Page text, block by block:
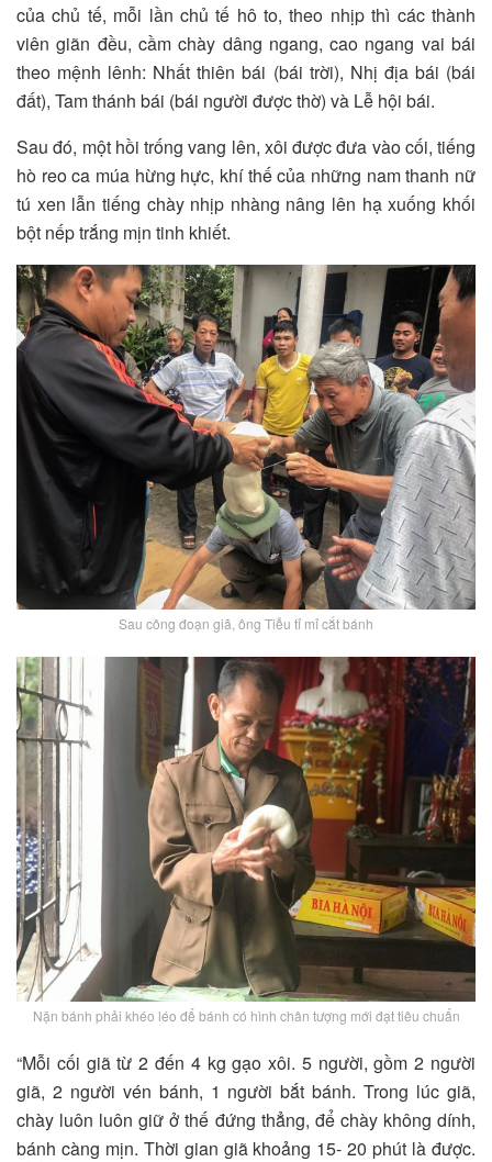
của chủ tế, mỗi lần chủ tế hô to, theo nhịp thì các thành
viên giãn đều, cầm chày dâng ngang, cao ngang vai bái
theo mệnh lênh: Nhất thiên bái (bái trời), Nhị địa bái (bái
đất), Tam thánh bái (bái người được thờ) và Lễ hội bái.
Sau đó, một hồi trống vang lên, xôi được đưa vào cối, tiếng
hò reo ca múa hừng hực, khí thế của những nam thanh nữ
tú xen lẫn tiếng chày nhịp nhàng nâng lên hạ xuống khối
bột nếp trắng mịn tinh khiết.
Sau công đoạn giã, ông Tiễu tỉ mỉ cắt bánh
Nặn bánh phải khéo léo để bánh có hình chân tượng mới đạt tiêu chuẩn
“Mỗi cối giã từ 2 đến 4 kg gạo xôi. 5 người, gồm 2 người
giã, 2 người vén bánh, 1 người bắt bánh. Trong lúc giã,
chày luôn luôn giữ ở thế đứng thẳng, để chày không dính,
bánh càng mịn. Thời gian giã khoảng 15- 20 phút là được.